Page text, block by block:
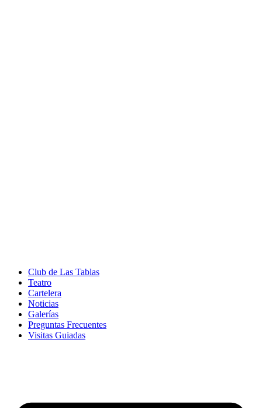
Club de Las Tablas
Teatro
Cartelera
Noticias
Galerías
Preguntas Frecuentes
Visitas Guiadas